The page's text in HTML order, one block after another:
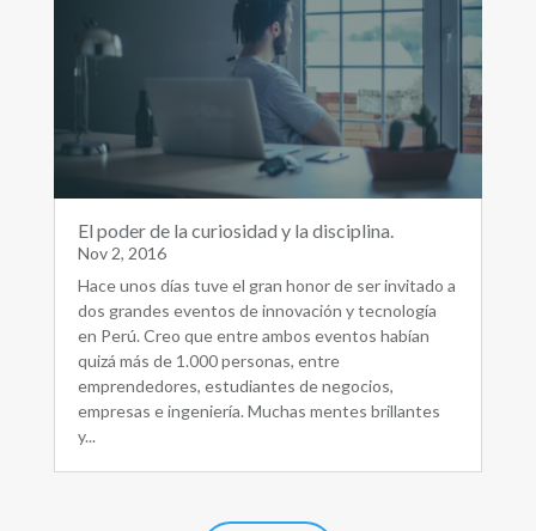
El poder de la curiosidad y la disciplina.
Nov 2, 2016
Hace unos días tuve el gran honor de ser invitado a
dos grandes eventos de innovación y tecnología
en Perú. Creo que entre ambos eventos habían
quizá más de 1.000 personas, entre
emprendedores, estudiantes de negocios,
empresas e ingeniería. Muchas mentes brillantes
y...